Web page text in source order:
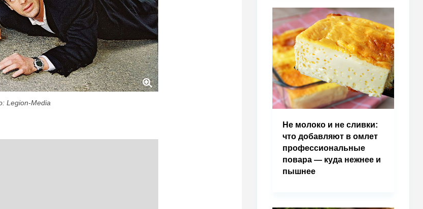
Legion-Media
Не молоко и не сливки:
что добавляют в омлет
профессиональные
повара — куда нежнее и
пышнее